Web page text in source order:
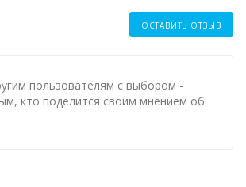
ОСТАВИТЬ ОТЗЫВ
пользователям с выбором -
кто поделится своим мнением об